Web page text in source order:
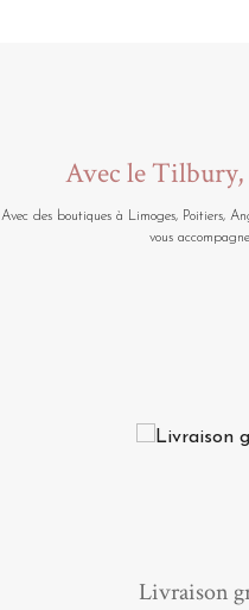
Avec le Tilbury,
Avec des boutiques à Limoges, Poitiers,
vous
Livraison